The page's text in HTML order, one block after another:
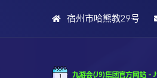
宿州市哈熊教29号